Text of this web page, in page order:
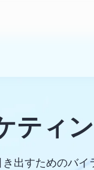
ティ
出すためのバ